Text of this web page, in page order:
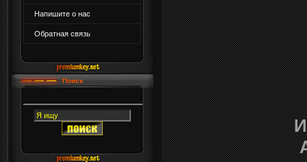
Напишите о нас
Обратная связь
Поиск